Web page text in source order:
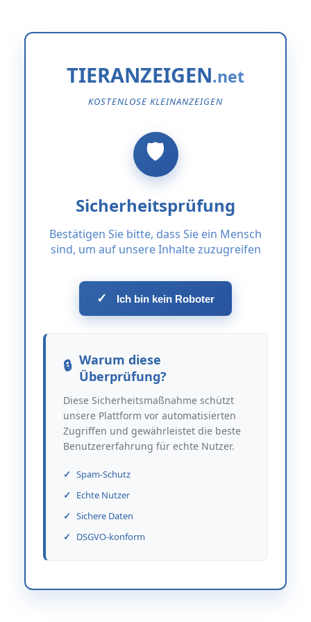
TIERANZEIGEN
KOSTENLOSE KLEINANZEIGEN
Sicherheitsprüfung
Bestätigen Sie bitte, dass Sie ein Mensch
sind, um auf unsere Inhalte zuzugreifen
✓ Ich bin kein Roboter
Warum diese
Überprüfung?
Diese Sicherheitsmaßnahme schützt
unsere Plattform vor automatisierten
Zugriffen und gewährleistet die beste
Benutzererfahrung für echte Nutzer.
Spam-Schutz
Echte Nutzer
Sichere Daten
DSGVO-konform